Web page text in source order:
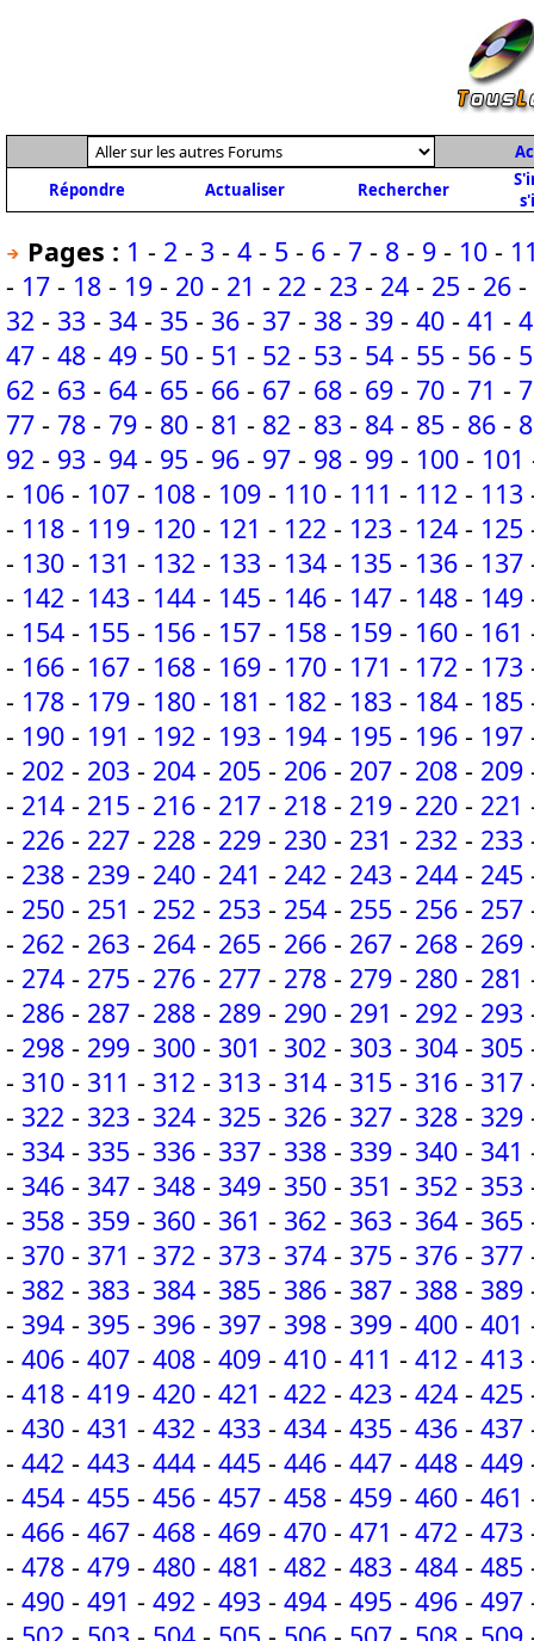
Répondre
Actualiser Rechercher
Pages : 1 - 2 - 3 - 4 - 5 - 6 - 7 - 8 - 9 - 10 -
- 17 - 18 - 19 - 20 - 21 - 22 - 23 - 24 - 25 - 26 -
32 - 33 - 34 - 35 - 36 - 37 - 38 - 39 - 40 - 41 -
47 - 48 - 49 - 50 - 51 - 52 - 53 - 54 - 55 - 56 -
62 - 63 - 64 - 65 - 66 - 67 - 68 - 69 - 70 - 71 -
77 - 78 - 79 - 80 - 81 - 82 - 83 - 84 - 85 - 86 -
92 - 93 - 94 - 95 - 96 - 97 - 98 - 99 - 100 - 101
- 106 - 107 - 108 - 109 - 110 - 111 - 112 - 113
- 118 - 119 - 120 - 121 - 122 - 123 - 124 - 125
- 130 - 131 - 132 - 133 - 134 - 135 - 136 - 137
- 142 - 143 - 144 - 145 - 146 - 147 - 148 - 149
- 154 - 155 - 156 - 157 - 158 - 159 - 160 - 161
- 166 - 167 - 168 - 169 - 170 - 171 - 172 - 173
- 178 - 179 - 180 - 181 - 182 - 183 - 184 - 185
- 190 - 191 - 192 - 193 - 194 - 195 - 196 - 197
- 202 - 203 - 204 - 205 - 206 - 207 - 208 - 209
- 214 - 215 - 216 - 217 - 218 - 219 - 220 - 221
- 226 - 227 - 228 - 229 - 230 - 231 - 232 - 233
- 238 - 239 - 240 - 241 - 242 - 243 - 244 - 245
- 250 - 251 - 252 - 253 - 254 - 255 - 256 - 257
- 262 - 263 - 264 - 265 - 266 - 267 - 268 - 269
- 274 - 275 - 276 - 277 - 278 - 279 - 280 - 281
- 286 - 287 - 288 - 289 - 290 - 291 - 292 - 293
- 298 - 299 - 300 - 301 - 302 - 303 - 304 - 305
- 310 - 311 - 312 - 313 - 314 - 315 - 316 - 317
- 322 - 323 - 324 - 325 - 326 - 327 - 328 - 329
- 334 - 335 - 336 - 337 - 338 - 339 - 340 - 341
- 346 - 347 - 348 - 349 - 350 - 351 - 352 - 353
- 358 - 359 - 360 - 361 - 362 - 363 - 364 - 365
- 370 - 371 - 372 - 373 - 374 - 375 - 376 - 377
- 382 - 383 - 384 - 385 - 386 - 387 - 388 - 389
- 394 - 395 - 396 - 397 - 398 - 399 - 400 - 401
- 406 - 407 - 408 - 409 - 410 - 411 - 412 - 413
- 418 - 419 - 420 - 421 - 422 - 423 - 424 - 425
- 430 - 431 - 432 - 433 - 434 - 435 - 436 - 437
- 442 - 443 - 444 - 445 - 446 - 447 - 448 - 449
- 454 - 455 - 456 - 457 - 458 - 459 - 460 - 461
- 466 - 467 - 468 - 469 - 470 - 471 - 472 - 473
- 478 - 479 - 480 - 481 - 482 - 483 - 484 - 485
- 490 - 491 - 492 - 493 - 494 - 495 - 496 - 497